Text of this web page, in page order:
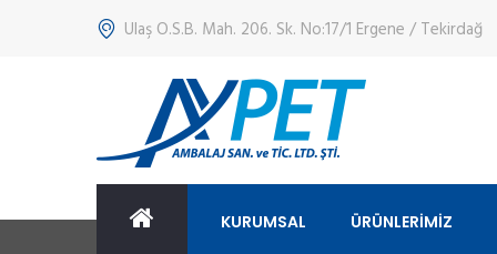
Ulaş O.S.B. Mah. 206. Sk. No:17/1 Ergene / Tekirdağ
KURUMSAL ÜRÜNLERİMİZ